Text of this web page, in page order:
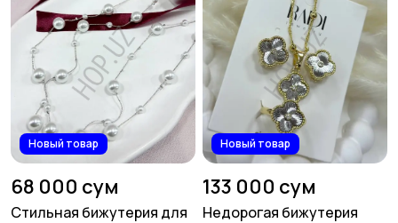
Новый товар
68 000 сум
Стильная бижутерия для
Новый товар
133 000 сум
Недорогая бижутерия